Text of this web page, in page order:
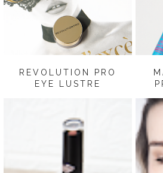
REVOLUTION PRO
EYE LUSTRE